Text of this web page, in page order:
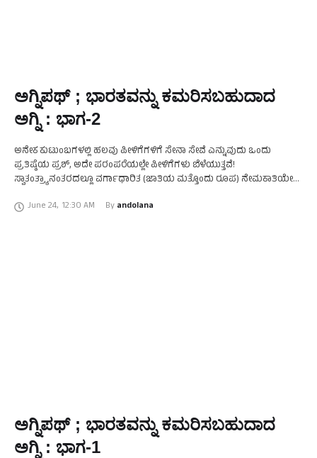
ಅಗ್ನಿಪಥ್‌ ; ಭಾರತವನ್ನು ಕಮರಿಸಬಹುದಾದ
ಅಗ್ನಿ : ಭಾಗ-2
ಅನೇಕ ಕುಟುಂಬಗಳಲ್ಲಿ ಹಲವು ಪೀಳಿಗೆಗಳಿಗೆ ಸೇನಾ ಸೇವೆ ಎನ್ನುವುದು ಒಂದು
ಪ್ರತಿಷ್ಠೆಯ ಪ್ರಶ್, ಅದೇ ಪರಂಪರೆಯಲ್ಲೇ ಪೀಳಿಗೆಗಳು ಬೆಳೆಯುತ್ತವೆ!
ಸ್ವಾತಂತ್ರ್ಯಾನಂತರದಲ್ಲೂ ವರ್ಗಾಧಾರಿತ (ಜಾತಿಯ ಮತ್ತೊಂದು ರೂಪ) ನೇಮಕಾತಿಯೇ
ಸೇನೆಯ ಹೋರಾಟದ …
June 24, 12:30 AM By andolana
ಅಗ್ನಿಪಥ್‌ ; ಭಾರತವನ್ನು ಕಮರಿಸಬಹುದಾದ
ಅಗ್ನಿ : ಭಾಗ-1